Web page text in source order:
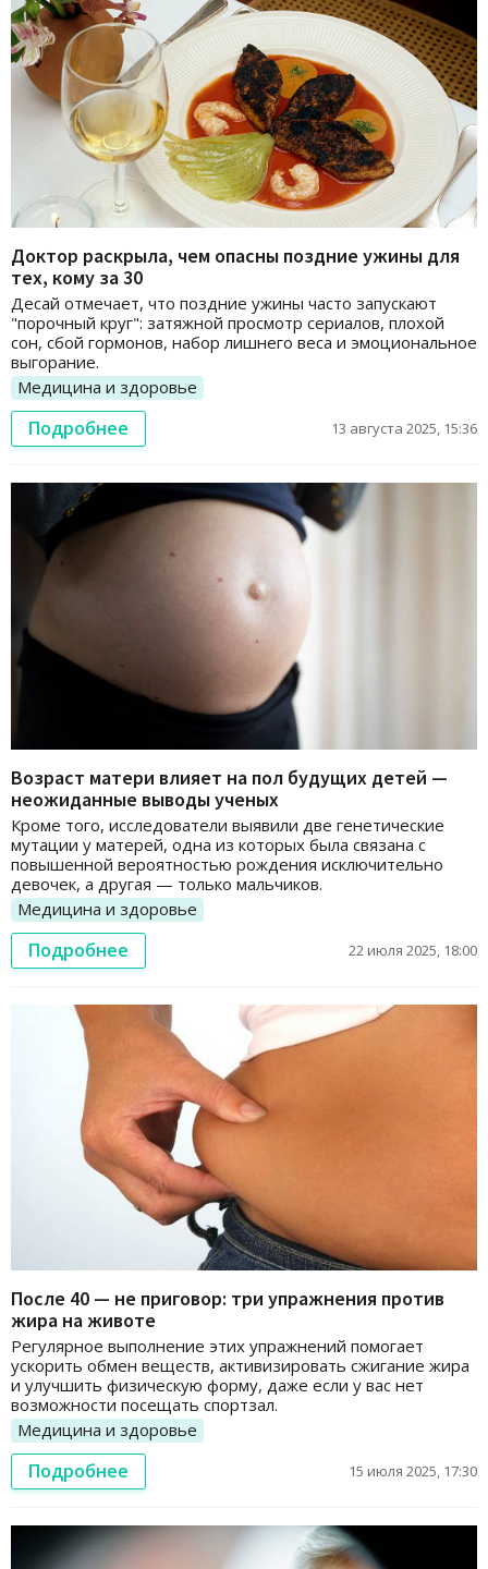
Доктор раскрыла, чем опасны поздние ужины для
тех, кому за 30
Десай отмечает, что поздние ужины часто запускают
"порочный круг": затяжной просмотр сериалов, плохой
сон, сбой гормонов, набор лишнего веса и эмоциональное
выгорание.
Медицина и здоровье
Подробнее 13 августа 2025, 15:36
Возраст матери влияет на пол будущих детей —
неожиданные выводы ученых
Кроме того, исследователи выявили две генетические
мутации у матерей, одна из которых была связана с
повышенной вероятностью рождения исключительно
девочек, а другая — только мальчиков.
Медицина и здоровье
Подробнее 22 июля 2025, 18:00
После 40 — не приговор: три упражнения против
жира на животе
Регулярное выполнение этих упражнений помогает
ускорить обмен веществ, активизировать сжигание жира
и улучшить физическую форму, даже если у вас нет
возможности посещать спортзал.
Медицина и здоровье
Подробнее 15 июля 2025, 17:30